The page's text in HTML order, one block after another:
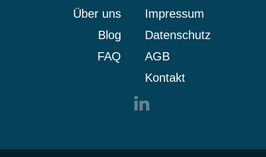
Über uns
Blog
FAQ
Impressum
Datenschutz
AGB
Kontakt